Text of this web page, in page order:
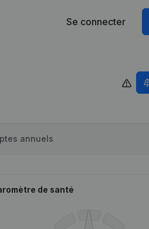
Se connecter
annuels
de santé